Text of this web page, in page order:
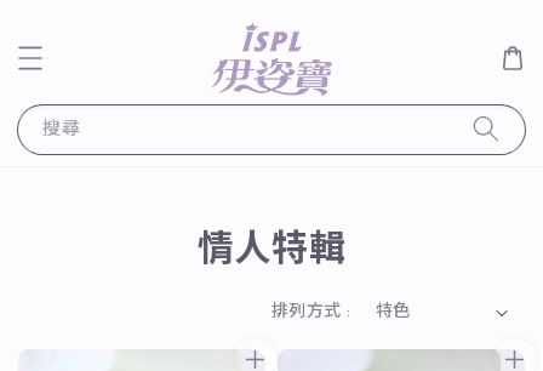
搜尋
情人特輯
排列方式 :